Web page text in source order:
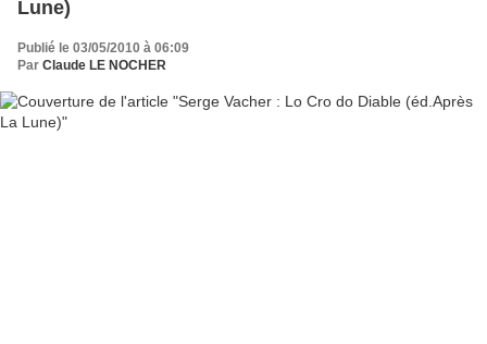
Lune)
Publié le 03/05/2010 à 06:09
Par Claude LE NOCHER